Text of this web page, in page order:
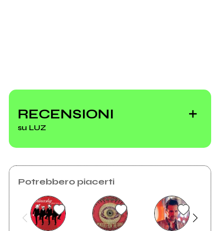
LUZ
RECENSIONI
su LUZ
Potrebbero piacerti